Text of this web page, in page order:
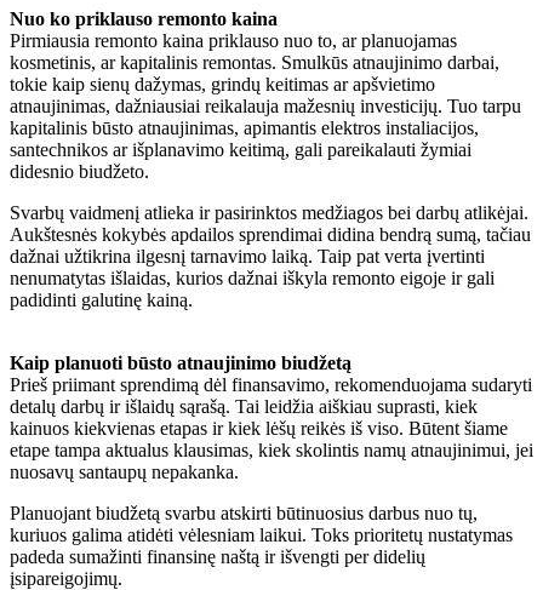
Nuo ko priklauso remonto kaina
Pirmiausia remonto kaina priklauso nuo to, ar planuojamas
kosmetinis, ar kapitalinis remontas. Smulkūs atnaujinimo darbai,
tokie kaip sienų dažymas, grindų keitimas ar apšvietimo
atnaujinimas, dažniausiai reikalauja mažesnių investicijų. Tuo tarpu
kapitalinis būsto atnaujinimas, apimantis elektros instaliacijos,
santechnikos ar išplanavimo keitimą, gali pareikalauti žymiai
didesnio biudžeto.
Svarbų vaidmenį atlieka ir pasirinktos medžiagos bei darbų atlikėjai.
Aukštesnės kokybės apdailos sprendimai didina bendrą sumą, tačiau
dažnai užtikrina ilgesnį tarnavimo laiką. Taip pat verta įvertinti
nenumatytas išlaidas, kurios dažnai iškyla remonto eigoje ir gali
padidinti galutinę kainą.
Kaip planuoti būsto atnaujinimo biudžetą
Prieš priimant sprendimą dėl finansavimo, rekomenduojama sudaryti
detalų darbų ir išlaidų sąrašą. Tai leidžia aiškiau suprasti, kiek
kainuos kiekvienas etapas ir kiek lėšų reikės iš viso. Būtent šiame
etape tampa aktualus klausimas, kiek skolintis namų atnaujinimui, jei
nuosavų santaupų nepakanka.
Planuojant biudžetą svarbu atskirti būtinuosius darbus nuo tų,
kuriuos galima atidėti vėlesniam laikui. Toks prioritetų nustatymas
padeda sumažinti finansinę naštą ir išvengti per didelių
įsipareigojimų.